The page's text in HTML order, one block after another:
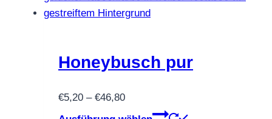
können
auf
Honeybusch pur
€5,20 – €46,80Preisspanne:
€5,20
Dieses